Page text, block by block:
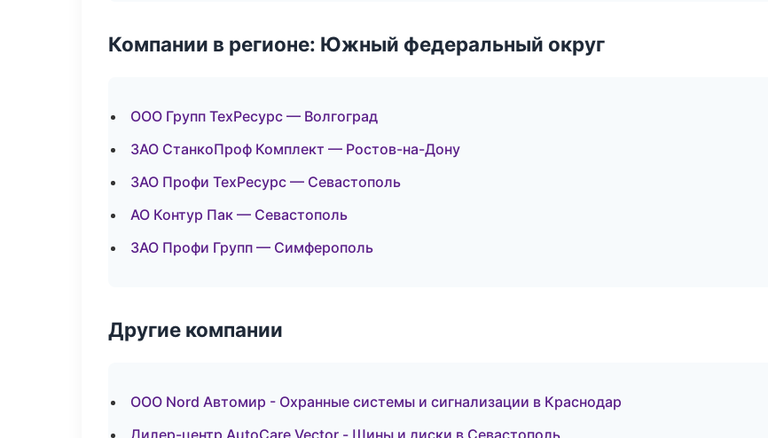
Компании в регионе: Южный федеральный округ
ООО Групп ТехРесурс — Волгоград
ЗАО СтанкоПроф Комплект — Ростов-на-Дону
ЗАО Профи ТехРесурс — Севастополь
АО Контур Пак — Севастополь
ЗАО Профи Групп — Симферополь
Другие компании
ООО Nord Автомир - Охранные системы и сигнализации в Краснодар
Дилер-центр AutoCare Vector - Шины и диски в Севастополь